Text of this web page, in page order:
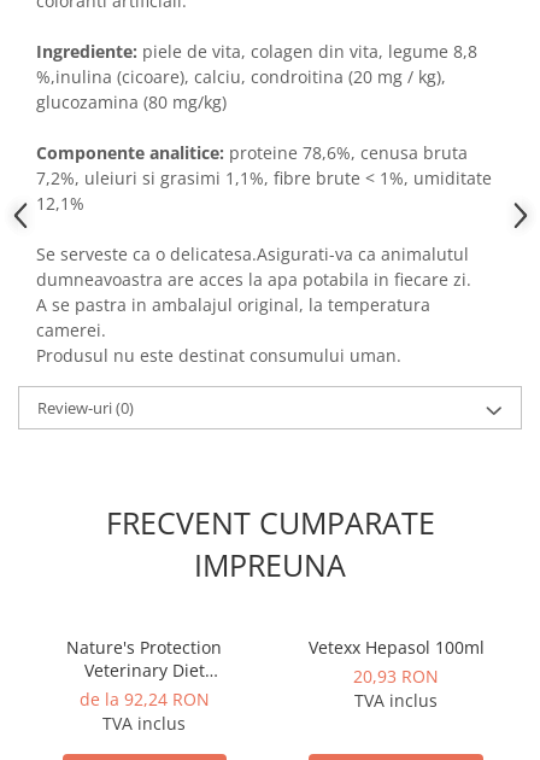
Ingrediente: piele de vita, colagen din vita, legume 8,8
%,inulina (cicoare), calciu, condroitina (20 mg / kg),
glucozamina (80 mg/kg)
Componente analitice: proteine 78,6%, cenusa bruta
7,2%, uleiuri si grasimi 1,1%, fibre brute < 1%, umiditate
12,1%
Se serveste ca o delicatesa.Asigurati-va ca animalutul
dumneavoastra are acces la apa potabila in fiecare zi.
A se pastra in ambalajul original, la temperatura
camerei.
Produsul nu este destinat consumului uman.
Review-uri(0)
FRECVENT CUMPARATE
IMPREUNA
Nature's Protection
Veterinary Diet
Gastrointestinal White Fish
Adult All Breeds
de la 92,24 RON
TVA inclus
Vetexx Hepasol 100ml
20,93 RON
TVA inclus